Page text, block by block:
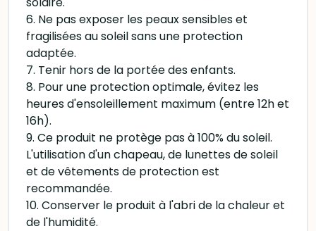
6. Ne pas exposer les peaux sensibles et
fragilisées au soleil sans une protection
adaptée.
7. Tenir hors de la portée des enfants.
8. Pour une protection optimale, évitez les
heures d'ensoleillement maximum (entre 12h et
16h).
9. Ce produit ne protège pas à 100% du soleil.
L'utilisation d'un chapeau, de lunettes de soleil
et de vêtements de protection est
recommandée.
10. Conserver le produit à l'abri de la chaleur et
de l'humidité.